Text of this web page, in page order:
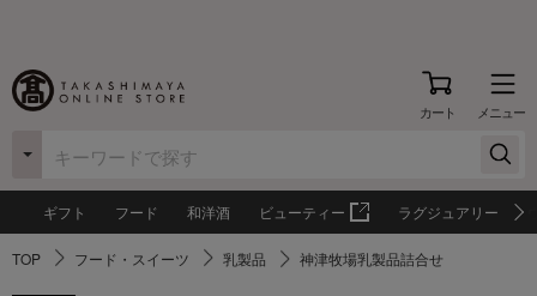
カート メニュー
ギフト フード 和洋酒 ビューティー ラグジュアリー
TOP フード・スイーツ 乳製品 神津牧場乳製品詰合せ